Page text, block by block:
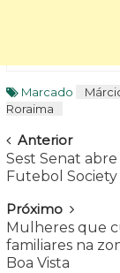
Marcado
Roraima
Navegar
Anterior
Sest Senat
Futebol Society
Próximo
Mulheres que
familiares na
Boa Vista